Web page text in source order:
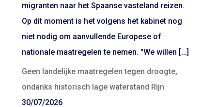
migranten naar het Spaanse vasteland reizen.
Op dit moment is het volgens het kabinet nog
niet nodig om aanvullende Europese of
nationale maatregelen te nemen. "We willen […]
Geen landelijke maatregelen tegen droogte,
ondanks historisch lage waterstand Rijn
30/07/2026